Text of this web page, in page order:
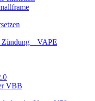
– VAPE
VBB